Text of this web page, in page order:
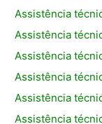
Assistência
Assistência
Assistência
Assistência
Assistência
Assistência